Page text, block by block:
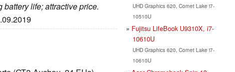
life; attractive price.
UHD Graphics 620, Comet Lake i7-
10510U
Fujitsu LifeBook U9310X, i7-
10610U
UHD Graphics 620, Comet Lake i7-
10610U